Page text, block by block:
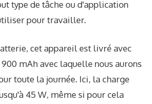
type de tâche ou d'application
pour travailler.
cet appareil est livré avec
mAh avec laquelle nous aurons
toute la journée. Ici, la charge
45 W, même si pour cela